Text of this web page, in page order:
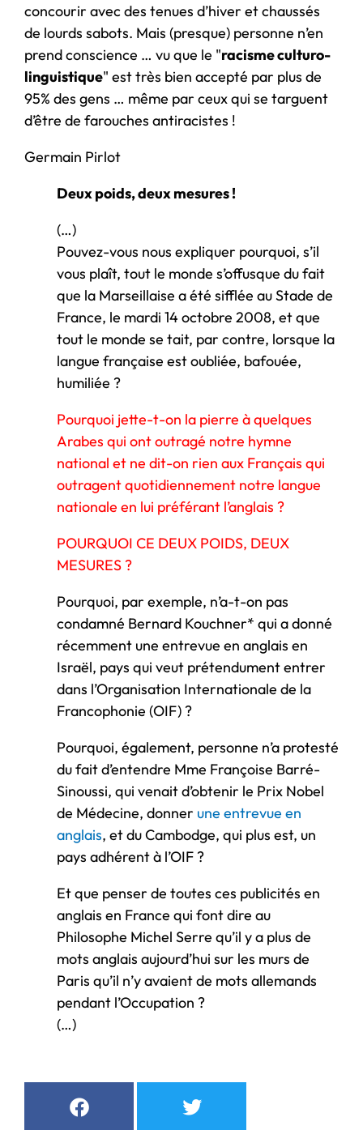
concourir avec des tenues d’hiver et chaussés
de lourds sabots. Mais (presque) personne n’en
prend conscience … vu que le "racisme culturo-
linguistique" est très bien accepté par plus de
95% des gens … même par ceux qui se targuent
d’être de farouches antiracistes !
Germain Pirlot
Deux poids, deux mesures !
(…)
Pouvez-vous nous expliquer pourquoi, s’il
vous plaît, tout le monde s’offusque du fait
que la Marseillaise a été sifflée au Stade de
France, le mardi 14 octobre 2008, et que
tout le monde se tait, par contre, lorsque la
langue française est oubliée, bafouée,
humiliée ?
Pourquoi jette-t-on la pierre à quelques
Arabes qui ont outragé notre hymne
national et ne dit-on rien aux Français qui
outragent quotidiennement notre langue
nationale en lui préférant l’anglais ?
POURQUOI CE DEUX POIDS, DEUX
MESURES ?
Pourquoi, par exemple, n’a-t-on pas
condamné Bernard Kouchner* qui a donné
récemment une entrevue en anglais en
Israël, pays qui veut prétendument entrer
dans l’Organisation Internationale de la
Francophonie (OIF) ?
Pourquoi, également, personne n’a protesté
du fait d’entendre Mme Françoise Barré-
Sinoussi, qui venait d’obtenir le Prix Nobel
de Médecine, donner une entrevue en
anglais, et du Cambodge, qui plus est, un
pays adhérent à l’OIF ?
Et que penser de toutes ces publicités en
anglais en France qui font dire au
Philosophe Michel Serre qu’il y a plus de
mots anglais aujourd’hui sur les murs de
Paris qu’il n’y avaient de mots allemands
pendant l’Occupation ?
(…)